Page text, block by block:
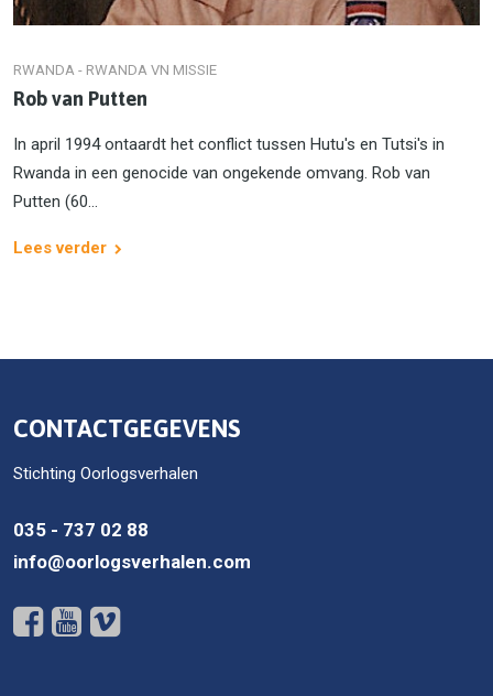
RWANDA - RWANDA VN MISSIE
Rob van Putten
In april 1994 ontaardt het conflict tussen Hutu's en Tutsi's in
Rwanda in een genocide van ongekende omvang. Rob van
Putten (60...
Lees verder
CONTACTGEGEVENS
Stichting Oorlogsverhalen
035 - 737 02 88
info@oorlogsverhalen.com